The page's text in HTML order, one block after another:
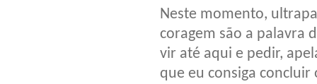
Neste momento,
coragem são a palavra
vir até aqui e pedir,
que eu consiga